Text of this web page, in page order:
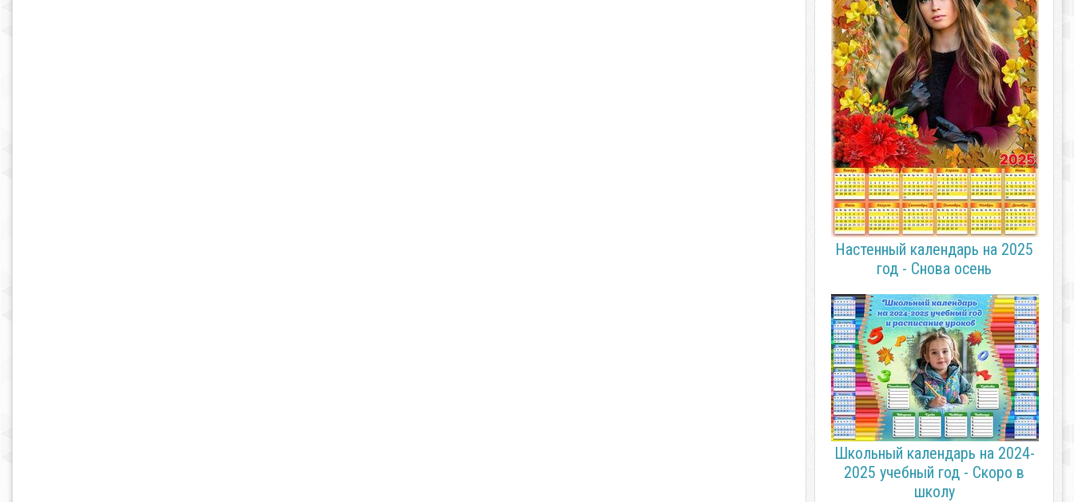
Настенный календарь на 2025
год - Снова осень
Школьный календарь на 2024-
2025 учебный год - Скоро в
школу